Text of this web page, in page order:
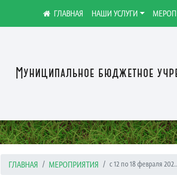
Муниципальное бюджетное
НАШИ УСЛУГИ
ГЛАВНАЯ МЕРОПРИЯТИЯ с 12 по 18 февраля